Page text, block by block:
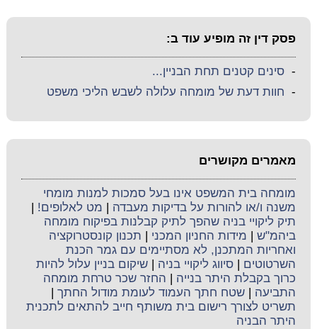
פסק דין זה מופיע עוד ב:
-סינים קטנים תחת הבניין...
- חוות דעת של מומחה עלולה לשבש הליכי משפט
מאמרים מקושרים
מומחה בית המשפט אינו בעל סמכות למנות מומחי
משנה ו/או להורות על בדיקות מעבדה
מט לאלופים!
תיק ליקויי בניה שהפך לתיק קבלנות בפיקוח מומחה
ביהמ"ש
מידות החניון המכני
תכנון קונסטרוקציה
ואחריות המתכנן, לא מסתיימים עם גמר הכנת
השרטוטים |סיווג ליקויי בניה |שיקום בניין עלול להיות
כרוך בקבלת היתר בנייה
החזר שכר טרחת מומחה
התביעה |שטח חתך העמוד לעומת מודול החתך
תשריט לצורך רישום בית משותף חייב להתאים לתכנית
היתר הבניה